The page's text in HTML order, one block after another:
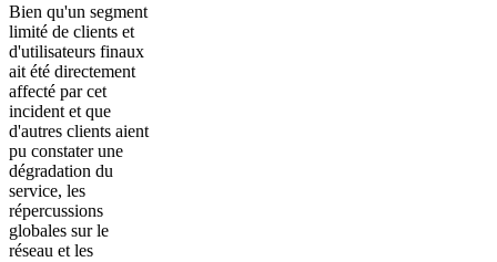
Bien qu'un segment
limité de clients et
d'utilisateurs finaux
ait été directement
affecté par cet
incident et que
d'autres clients aient
pu constater une
dégradation du
service, les
répercussions
globales sur le
réseau et les